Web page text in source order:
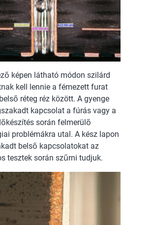
képen látható módon szilárd
kell lennie a fémezett furat
réteg réz között. A gyenge
kapcsolat a fúrás vagy a
során felmerülő
problémákra utal. A kész lapon
belső kapcsolatokat az
tesztek során szűrni tudjuk.